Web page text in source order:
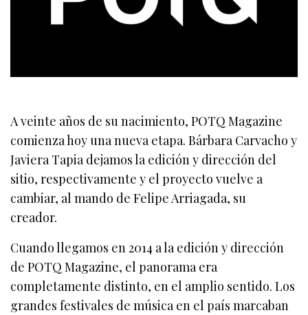
A veinte años de su nacimiento, POTQ Magazine
comienza hoy una nueva etapa. Bárbara Carvacho y
Javiera Tapia dejamos la edición y dirección del
sitio, respectivamente y el proyecto vuelve a
cambiar, al mando de Felipe Arriagada, su
creador.
Cuando llegamos en 2014 a la edición y dirección
de POTQ Magazine, el panorama era
completamente distinto, en el amplio sentido. Los
grandes festivales de música en el país marcaban